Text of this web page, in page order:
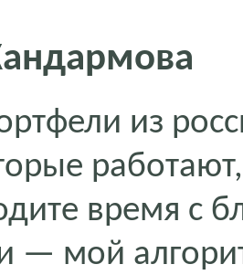
из
время с
— мой